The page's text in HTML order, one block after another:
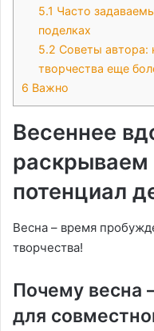
5.1 Часто
поделках
5.2 Советы автора:
творчества еще
6 Важно
Весеннее
раскрываем
потенциал
Весна – время
творчества!
Почему весна
для